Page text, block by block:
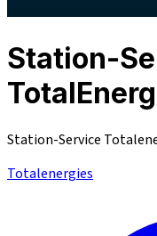
Station-
Station-Service
Totalenergies